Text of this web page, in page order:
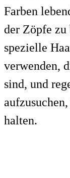
Farben
der Zöpfe zu
spezielle
verwenden,
sind, und
halten.